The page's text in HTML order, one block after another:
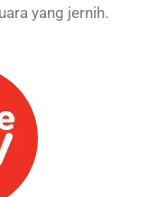
yang jernih.